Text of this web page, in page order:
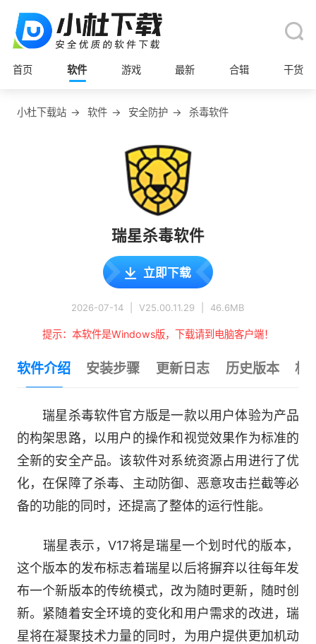
首页 软件 游戏 最新 合辑 干货
小杜下载站 → 软件 → 安全防护 → 杀毒软件
瑞星杀毒软件
立即下载
2026-07-14 V25.00.11.29 46.6MB
提示：本软件是Windows版，下载请到电脑客户端！
软件介绍 安装步骤 更新日志 历史版本 相
瑞星杀毒软件官方版是一款以用户体验为产品
的构架思路，以用户的操作和视觉效果作为标准的
全新的安全产品。该软件对系统资源占用进行了优
化，在保障了杀毒、主动防御、恶意攻击拦截等必
备的功能的同时，还提高了整体的运行性能。
瑞星表示，V17将是瑞星一个划时代的版本，
这个版本的发布标志着瑞星以后将摒弃以往每年发
布一个新版本的传统模式，改为随时更新，随时创
新。紧随着安全环境的变化和用户需求的改进，瑞
星将在凝聚技术力量的同时，为用户提供更加机动